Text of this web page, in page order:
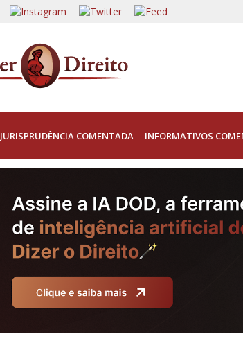
JURISPRUDÊNCIA COMENTADA INFORMATIVOS